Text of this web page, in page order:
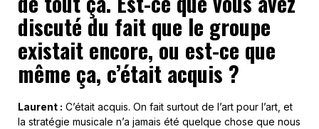
discuté du fait que le groupe
existait encore, ou est-ce que
même ça, c’était acquis ?
Laurent : C’était acquis. On fait surtout de l’art pour l’art, et
la stratégie musicale n’a jamais été quelque chose que nous